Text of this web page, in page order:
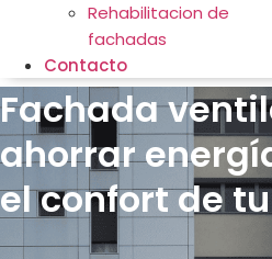
Rehabilitacion de
fachadas
Contacto
Fachada
ahorrar
el confort de